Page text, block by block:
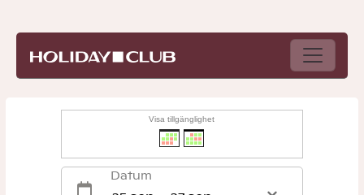
Visa tillgänglighet
Datum